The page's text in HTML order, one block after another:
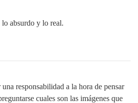
absurdo y lo real.
responsabilidad a la hora de pensar
cuales son las imágenes que